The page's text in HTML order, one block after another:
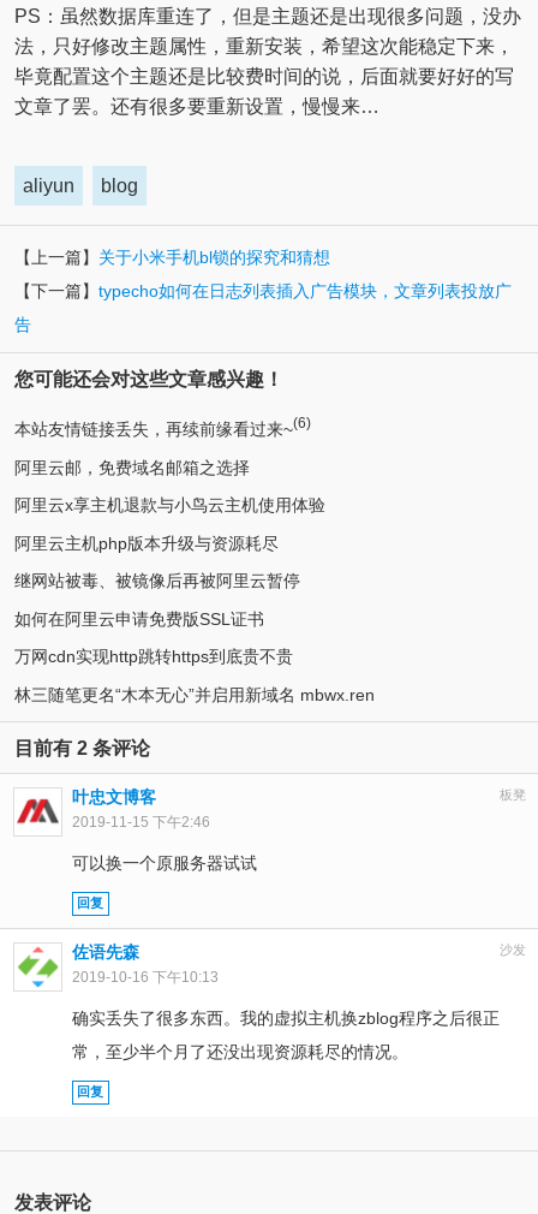
PS：虽然数据库重连了，但是主题还是出现很多问题，没办
法，只好修改主题属性，重新安装，希望这次能稳定下来，
毕竟配置这个主题还是比较费时间的说，后面就要好好的写
文章了罢。还有很多要重新设置，慢慢来…
aliyun blog
【上一篇】 关于小米手机bl锁的探究和猜想
【下一篇】 typecho如何在日志列表插入广告模块，文章列表投放广
告
您可能还会对这些文章感兴趣！
本站友情链接丢失，再续前缘看过来~(6)
阿里云邮，免费域名邮箱之选择
阿里云x享主机退款与小鸟云主机使用体验
阿里云主机php版本升级与资源耗尽
继网站被毒、被镜像后再被阿里云暂停
如何在阿里云申请免费版SSL证书
万网cdn实现http跳转https到底贵不贵
林三随笔更名“木本无心”并启用新域名 mbwx.ren
目前有 2 条评论
板凳
叶忠文博客
2019-11-15 下午2:46
可以换一个原服务器试试
回复
沙发
佐语先森
2019-10-16 下午10:13
确实丢失了很多东西。我的虚拟主机换zblog程序之后很正
常，至少半个月了还没出现资源耗尽的情况。
回复
发表评论